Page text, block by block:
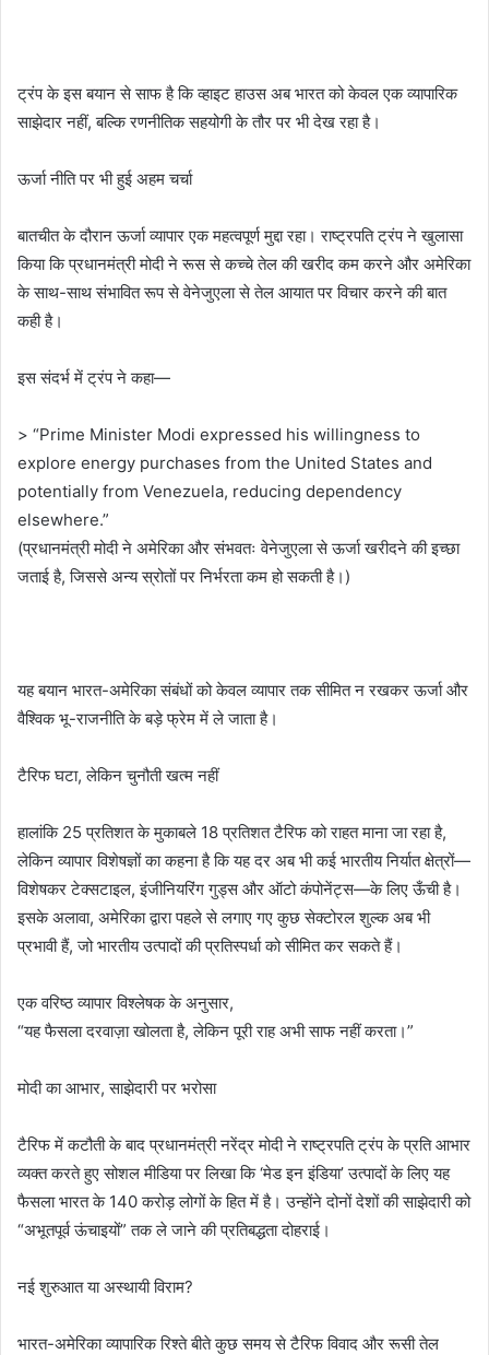
ट्रंप के इस बयान से साफ है कि व्हाइट हाउस अब भारत को केवल एक व्यापारिक
साझेदार नहीं, बल्कि रणनीतिक सहयोगी के तौर पर भी देख रहा है।
ऊर्जा नीति पर भी हुई अहम चर्चा
बातचीत के दौरान ऊर्जा व्यापार एक महत्वपूर्ण मुद्दा रहा। राष्ट्रपति ट्रंप ने खुलासा
किया कि प्रधानमंत्री मोदी ने रूस से कच्चे तेल की खरीद कम करने और अमेरिका
के साथ-साथ संभावित रूप से वेनेजुएला से तेल आयात पर विचार करने की बात
कही है।
इस संदर्भ में ट्रंप ने कहा—
> “Prime Minister Modi expressed his willingness to
explore energy purchases from the United States and
potentially from Venezuela, reducing dependency
elsewhere.”
(प्रधानमंत्री मोदी ने अमेरिका और संभवतः वेनेजुएला से ऊर्जा खरीदने की इच्छा
जताई है, जिससे अन्य स्रोतों पर निर्भरता कम हो सकती है।)
यह बयान भारत-अमेरिका संबंधों को केवल व्यापार तक सीमित न रखकर ऊर्जा और
वैश्विक भू-राजनीति के बड़े फ्रेम में ले जाता है।
टैरिफ घटा, लेकिन चुनौती खत्म नहीं
हालांकि 25 प्रतिशत के मुकाबले 18 प्रतिशत टैरिफ को राहत माना जा रहा है,
लेकिन व्यापार विशेषज्ञों का कहना है कि यह दर अब भी कई भारतीय निर्यात क्षेत्रों—
विशेषकर टेक्सटाइल, इंजीनियरिंग गुड्स और ऑटो कंपोनेंट्स—के लिए ऊँची है।
इसके अलावा, अमेरिका द्वारा पहले से लगाए गए कुछ सेक्टोरल शुल्क अब भी
प्रभावी हैं, जो भारतीय उत्पादों की प्रतिस्पर्धा को सीमित कर सकते हैं।
एक वरिष्ठ व्यापार विश्लेषक के अनुसार,
“यह फैसला दरवाज़ा खोलता है, लेकिन पूरी राह अभी साफ नहीं करता।”
मोदी का आभार, साझेदारी पर भरोसा
टैरिफ में कटौती के बाद प्रधानमंत्री नरेंद्र मोदी ने राष्ट्रपति ट्रंप के प्रति आभार
व्यक्त करते हुए सोशल मीडिया पर लिखा कि ‘मेड इन इंडिया’ उत्पादों के लिए यह
फैसला भारत के 140 करोड़ लोगों के हित में है। उन्होंने दोनों देशों की साझेदारी को
“अभूतपूर्व ऊंचाइयों” तक ले जाने की प्रतिबद्धता दोहराई।
नई शुरुआत या अस्थायी विराम?
भारत-अमेरिका व्यापारिक रिश्ते बीते कुछ समय से टैरिफ विवाद और रूसी तेल